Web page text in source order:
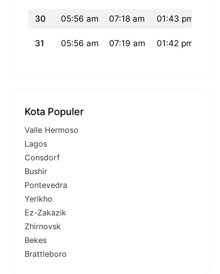
30 05:56 am 07:18 am 01:43 pm
31 05:56 am 07:19 am 01:42 pm
Kota Populer
Valle Hermoso
Lagos
Consdorf
Bushir
Pontevedra
Yerikho
Ez-Zakazik
Zhirnovsk
Bekes
Brattleboro